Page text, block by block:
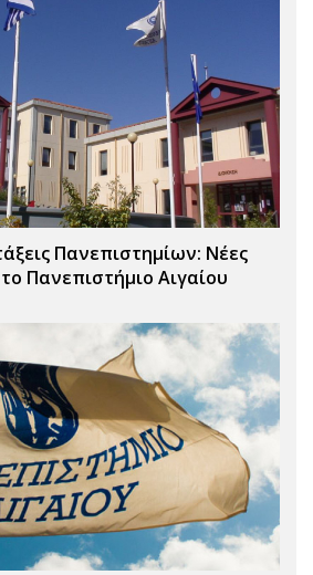
Πανεπιστημίων: Νέες
το Πανεπιστήμιο Αιγαίου